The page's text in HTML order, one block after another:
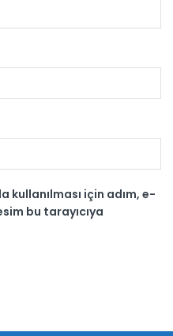
kullanılması için adım, e-
bu tarayıcıya